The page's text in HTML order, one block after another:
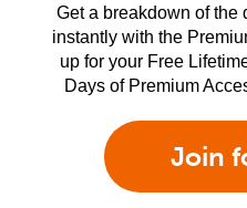
Get a breakdown of the
instantly with the
up for your Free
Days of Premium
Join